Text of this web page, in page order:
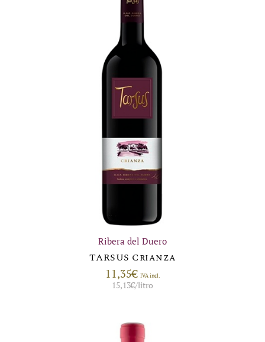
Ribera del Duero
TARSUS Crianza
11,35€ IVA incl.
15,13€/litro